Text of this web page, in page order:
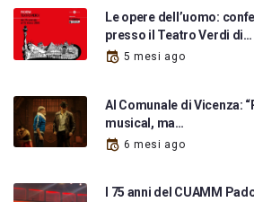
Le opere dell’uomo:
presso il Teatro Verdi di…
5 mesi ago
Al Comunale di Vicenza:
musical, ma…
6 mesi ago
I 75 anni del CUAMM